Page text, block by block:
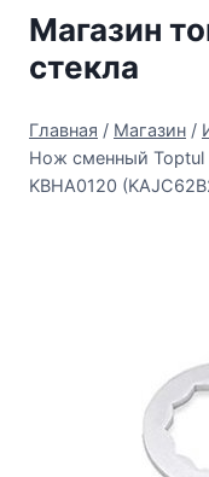
Перейти
содержимому
Магазин
стекла
Главная / Магазин /
Нож сменный Toptul
KBHA0120